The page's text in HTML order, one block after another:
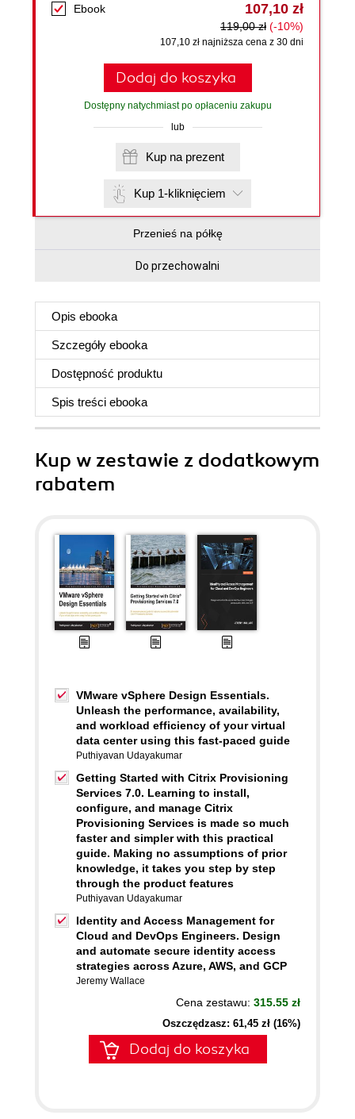
Ebook 107,10 zł
119,00 zł (-10%)
107,10 zł najniższa cena z 30 dni
Dodaj do koszyka
Dostępny natychmiast po opłaceniu zakupu
lub
Kup na prezent
Kup 1-kliknięciem
Przenieś na półkę
Do przechowalni
Opis ebooka
Szczegóły ebooka
Dostępność produktu
Spis treści ebooka
Kup w zestawie z dodatkowym
rabatem
VMware vSphere Design Essentials.
Unleash the performance, availability,
and workload efficiency of your virtual
data center using this fast-paced guide
Puthiyavan Udayakumar
Getting Started with Citrix Provisioning
Services 7.0. Learning to install,
configure, and manage Citrix
Provisioning Services is made so much
faster and simpler with this practical
guide. Making no assumptions of prior
knowledge, it takes you step by step
through the product features
Puthiyavan Udayakumar
Identity and Access Management for
Cloud and DevOps Engineers. Design
and automate secure identity access
strategies across Azure, AWS, and GCP
Jeremy Wallace
Cena zestawu: 315.55 zł
Oszczędzasz: 61,45 zł (16%)
Dodaj do koszyka